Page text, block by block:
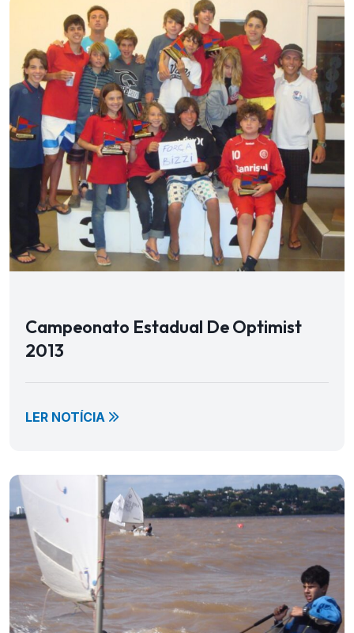
Campeonato Estadual De Optimist
2013
LER NOTÍCIA